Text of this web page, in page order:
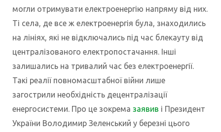
могли отримувати електроенергію напряму від них.
Ті села, де все ж електроенергія була, знаходились
на лініях, які не відключались під час блекауту від
централізованого електропостачання. Інші
залишались на тривалий час без електроенергії.
Такі реалії повномасштабної війни лише
загострили необхідність децентралізації
енергосистеми. Про це зокрема заявив і Президент
України Володимир Зеленський у березні цього